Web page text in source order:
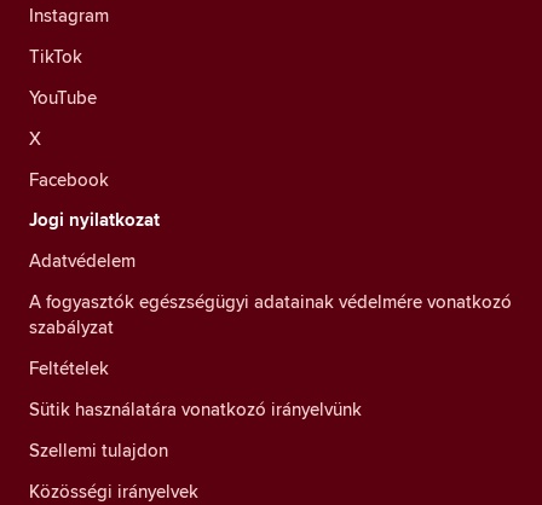
Instagram
TikTok
YouTube
X
Facebook
Jogi nyilatkozat
Adatvédelem
A fogyasztók egészségügyi adatainak védelmére vonatkozó
szabályzat
Feltételek
Sütik használatára vonatkozó irányelvünk
Szellemi tulajdon
Közösségi irányelvek